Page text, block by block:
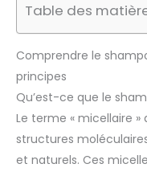
Table des
Comprendre le
principes
Qu’est-ce que le
Le terme « micellaire
structures
et naturels. Ces